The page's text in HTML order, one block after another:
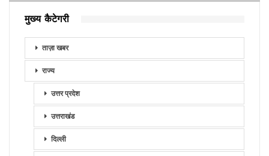
मुख्य कैटेगरी
ताज़ा खबर
राज्य
उत्तर प्रदेश
उत्तराखंड
दिल्ली